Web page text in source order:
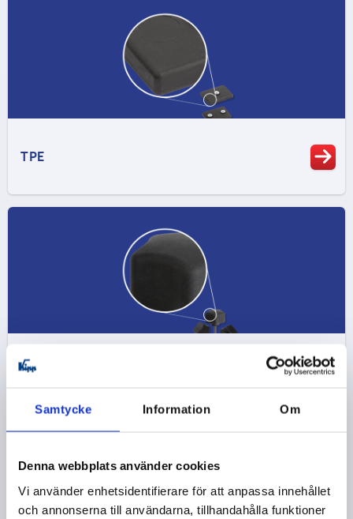
Samtycke Information Om
Denna webbplats använder cookies
Vi använder enhetsidentifierare för att anpassa innehållet
och annonserna till användarna, tillhandahålla funktioner
TPE
Elastomerer